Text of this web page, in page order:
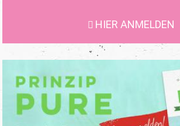
HIER ANMELDEN